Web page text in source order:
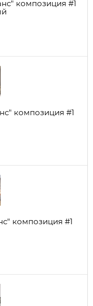
композиция #1
композиция #1
композиция #1